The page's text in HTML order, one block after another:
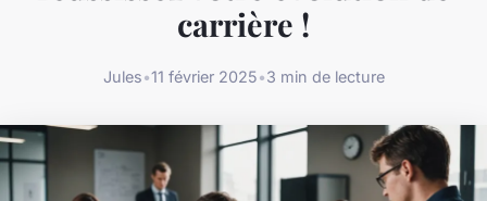
carrière !
Jules•11 février 2025•3 min de lecture